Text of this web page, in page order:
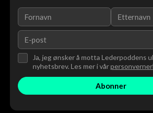
Ja, jeg ønsker å motta Lederpoddens
nyhetsbrev. Les mer i vår